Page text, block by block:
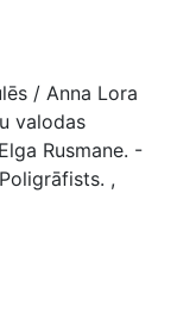
/ Anna Lora
valodas
Rusmane. -
,